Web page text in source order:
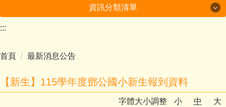
資訊分類清單
重要公告
鄧公行事曆
:::
首頁 最新消息公告
【新生】115學年度鄧公國小新生報到資料
字體大小調整 小 中 大